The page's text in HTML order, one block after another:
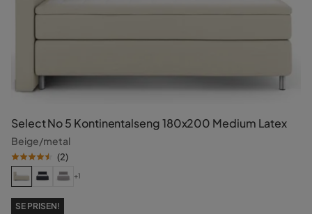
Select No 5 Kontinentalseng 180x200 Medium Latex
Beige/metal
(2)
+1
SE PRISEN!